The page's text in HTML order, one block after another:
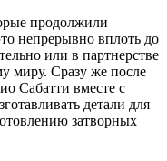
продолжили
непрерывно вплоть до
или в партнерстве
миру. Сразу же после
Сабатти вместе с
детали для
затворных